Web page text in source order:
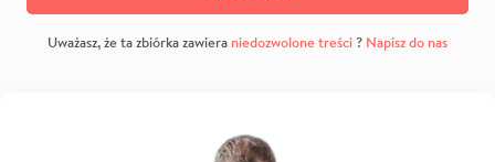
Uważasz, że ta zbiórka zawiera niedozwolone treści? Napisz do nas